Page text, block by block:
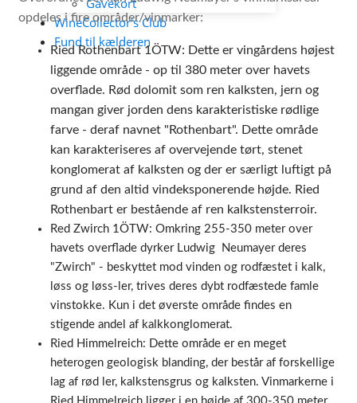
WineCollector's Club
Fund til kælderen
opdeles i fire områder/vinmarker:
Ried Rothenbart 1ÖTW: Dette er vingårdens højest
liggende område - op til 380 meter over havets
overflade. Rød dolomit som ren kalksten, jern og
mangan giver jorden dens karakteristiske rødlige
farve - deraf navnet "Rothenbart". Dette område
kan karakteriseres af overvejende tørt, stenet
konglomerat af kalksten og der er særligt luftigt på
grund af den altid vindeksponerende højde. Ried
Rothenbart er bestående af ren kalkstensterroir.
Red Zwirch 1ÖTW: Omkring 255-350 meter over
havets overflade dyrker Ludwig Neumayer deres
"Zwirch" - beskyttet mod vinden og rodfæstet i kalk,
løss og løss-ler, trives deres dybt rodfæstede famle
vinstokke. Kun i det øverste område findes en
stigende andel af kalkkonglomerat.
Ried Himmelreich: Dette område er en meget
heterogen geologisk blanding, der består af forskellige
lag af rød ler, kalkstensgrus og kalksten. Vinmarkerne i